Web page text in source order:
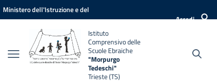
Vai ai contenuti
Vai al menu di navigazione
Vai al footer
Ministero dell'Istruzione e del
Accedi
Istituto
Comprensivo delle
Scuole Ebraiche
"Morpurgo
Tedeschi"
Trieste (TS)